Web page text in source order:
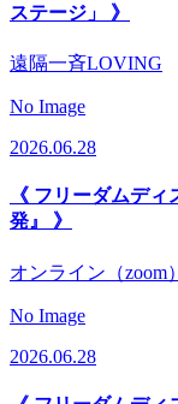
ステージ」 》
遠隔一斉LOVING
No Image
2026.06.28
《 フリーダムデ
発』 》
オンライン（zoom）
No Image
2026.06.28